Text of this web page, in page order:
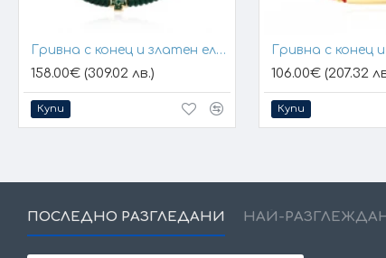
Гривна с конец и златен елемент кръст
158.00€ (309.02 лв.)
Купи
106.00€ (207.32
Купи
ПОСЛЕДНО РАЗГЛЕДАНИ НАЙ-